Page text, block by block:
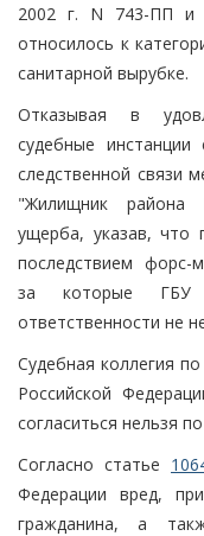
2002 г. N 743-ПП и
относилось к
санитарной вырубке.
Отказывая в
судебные инстанции
следственной связи
"Жилищник района
ущерба, указав, что
последствием форс-
за которые ГБУ
ответственности не
Судебная коллегия
Российской
согласиться нельзя
Согласно статье
Федерации вред,
гражданина, а